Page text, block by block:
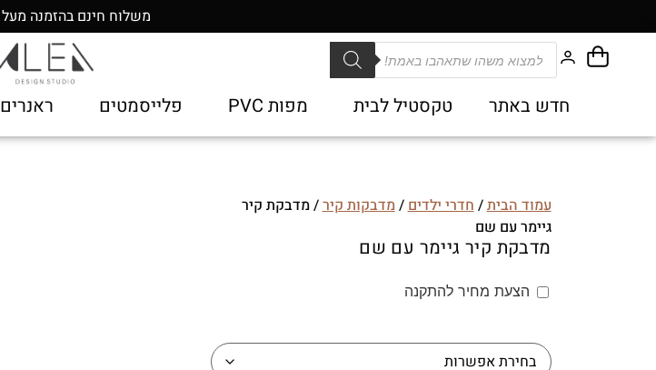
משלוח חינם בהזמנה מעל 399 ש״ח!
חדש באתר
טקסטיל לבית מפות PVC פלייסמטים ראנרים
עמוד הבית/חדרי ילדים/מדבקות קיר/ מדבקת קיר
גיימר עם שם
מדבקת קיר גיימר עם שם
החל מ: ₪259.00
הצעת מחיר להתקנה
הצעת מחיר להתקנה